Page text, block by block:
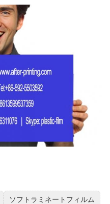
ソフトラミネートフィルム